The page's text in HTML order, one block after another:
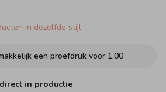
in dezelfde stijl
een proefdruk voor 1,00
direct in productie